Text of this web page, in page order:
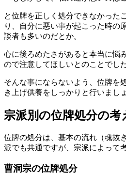
と位牌を正しく処分できなかった
り、自分に悪い事が起こった時の
談者も多いのだとか。
心に後ろめたさがあると本当に悩
ので注意してほしいとのことでした
そんな事にならないよう、位牌を
き上げ供養をしっかりと行いましょ
宗派別の位牌処分の考
位牌の処分は、基本の流れ（魂抜
派でも共通ですが、宗派によって
曹洞宗の位牌処分